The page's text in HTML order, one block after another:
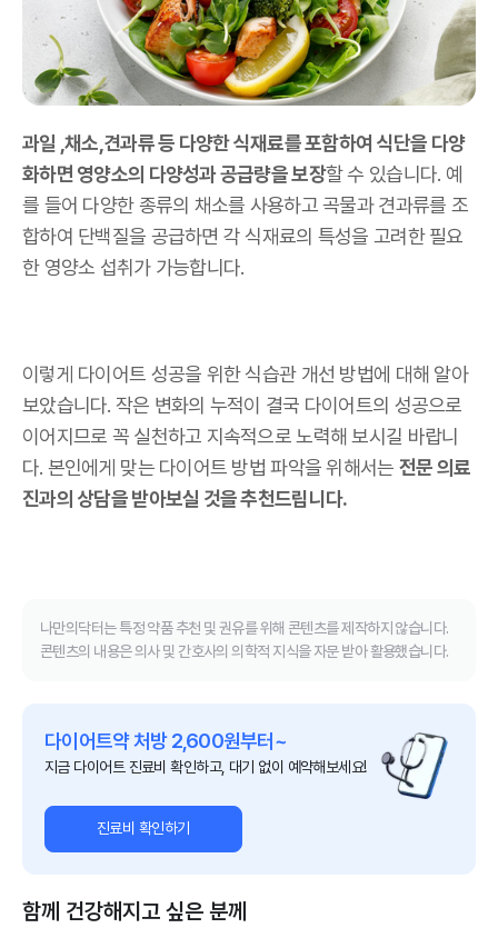
과일 ,채소,견과류 등 다양한 식재료를 포함하여 식단을 다양
화하면 영양소의 다양성과 공급량을 보장할 수 있습니다. 예
를 들어 다양한 종류의 채소를 사용하고 곡물과 견과류를 조
합하여 단백질을 공급하면 각 식재료의 특성을 고려한 필요
한 영양소 섭취가 가능합니다.
이렇게 다이어트 성공을 위한 식습관 개선 방법에 대해 알아
보았습니다. 작은 변화의 누적이 결국 다이어트의 성공으로
이어지므로 꼭 실천하고 지속적으로 노력해 보시길 바랍니
다. 본인에게 맞는 다이어트 방법 파악을 위해서는 전문 의료
진과의 상담을 받아보실 것을 추천드립니다.
나만의닥터는 특정 약품 추천 및 권유를 위해 콘텐츠를 제작하지 않습니다.
콘텐츠의 내용은 의사 및 간호사의 의학적 지식을 자문 받아 활용했습니다.
다이어트약 처방 2,600원부터~
지금 다이어트 진료비 확인하고, 대기 없이 예약해보세요!
진료비 확인하기
함께 건강해지고 싶은 분께